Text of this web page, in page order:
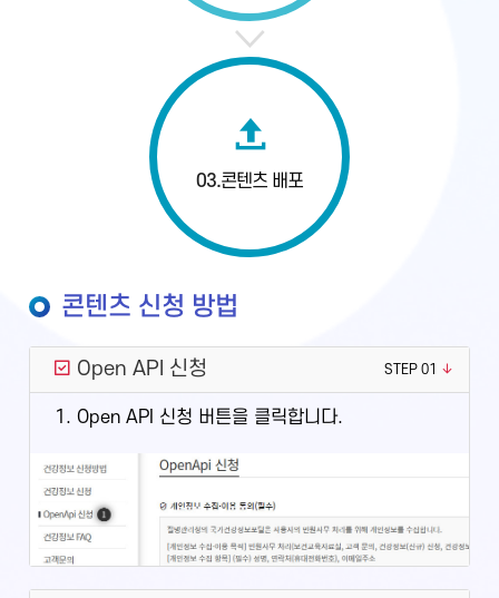
03.콘텐츠 배포
콘텐츠 신청 방법
Open API 신청 STEP 01
1. Open API 신청 버튼을 클릭합니다.